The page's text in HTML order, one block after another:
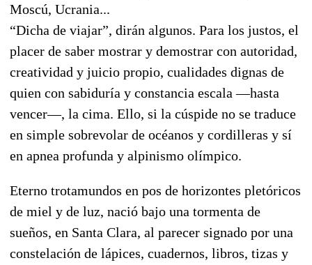
Moscú, Ucrania...
“Dicha de viajar”, dirán algunos. Para los justos, el
placer de saber mostrar y demostrar con autoridad,
creatividad y juicio propio, cualidades dignas de
quien con sabiduría y constancia escala —hasta
vencer—, la cima. Ello, si la cúspide no se traduce
en simple sobrevolar de océanos y cordilleras y sí
en apnea profunda y alpinismo olímpico.
Eterno trotamundos en pos de horizontes pletóricos
de miel y de luz, nació bajo una tormenta de
sueños, en Santa Clara, al parecer signado por una
constelación de lápices, cuadernos, libros, tizas y